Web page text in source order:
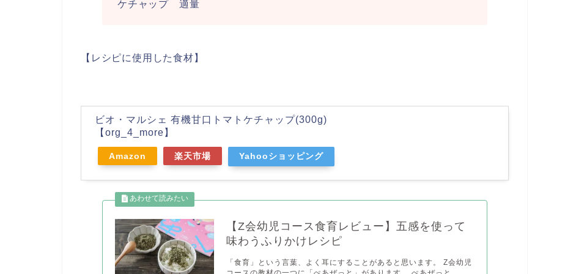
ケチャップ 適量
【レシピに使用した食材】
ビオ・マルシェ 有機甘口トマトケチャップ(300g)
【org_4_more】
Amazon 楽天市場 Yahooショッピング
【Z会幼児コース食育レビュー】五感を使って
味わうふりかけレシピ
「食育」という言葉、よく耳にすることがあると思います。 Z会幼児